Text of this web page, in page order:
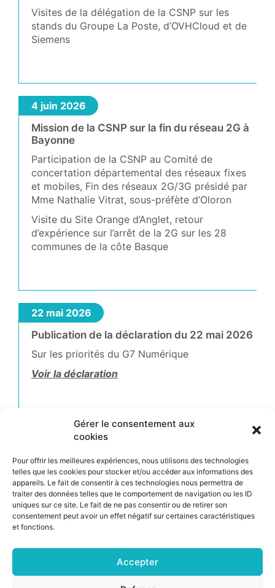
Gérer le consentement aux
cookies
Pour offrir les meilleures expériences, nous utilisons des technologies
telles que les cookies pour stocker et/ou accéder aux informations des
appareils. Le fait de consentir à ces technologies nous permettra de
traiter des données telles que le comportement de navigation ou les ID
uniques sur ce site. Le fait de ne pas consentir ou de retirer son
consentement peut avoir un effet négatif sur certaines caractéristiques
et fonctions.
Accepter
Visites de la délégation de la CSNP sur les
stands du Groupe La Poste, d’OVHCloud et de
Siemens
4 juin 2026
Mission de la CSNP sur la fin du réseau 2G à
Bayonne
Participation de la CSNP au Comité de
concertation départemental des réseaux fixes
et mobiles, Fin des réseaux 2G/3G présidé par
Mme Nathalie Vitrat, sous-préfète d’Oloron
Visite du Site Orange d’Anglet, retour
d’expérience sur l’arrêt de la 2G sur les 28
communes de la côte Basque
22 mai 2026
Publication de la déclaration du 22 mai 2026
Sur les priorités du G7 Numérique
Voir la déclaration
21 mai 2026
Participation à la semaine de l’IA pour tous
Colloque « Numérique, IA et inclusion : poser les
bases d’un contrat social numérique » organisé
par SOGA, la MedNUm en partenariat avec les
cafés IA et la CSNP à l’Assemblée nationale
suivant